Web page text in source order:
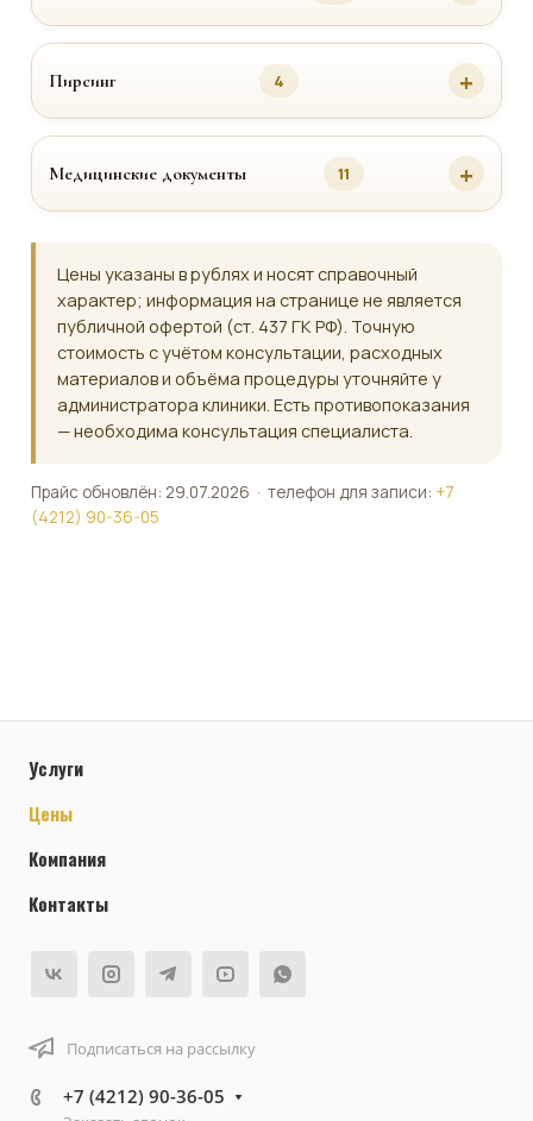
Пирсинг 4
Медицинские документы 11
Цены указаны в рублях и носят справочный
характер; информация на странице не является
публичной офертой (ст. 437 ГК РФ). Точную
стоимость с учётом консультации, расходных
материалов и объёма процедуры уточняйте у
администратора клиники. Есть противопоказания
— необходима консультация специалиста.
Прайс обновлён: 29.07.2026 · телефон для записи: +7
(4212) 90-36-05
Услуги
Цены
Компания
Контакты
Подписаться на рассылку
+7 (4212) 90-36-05